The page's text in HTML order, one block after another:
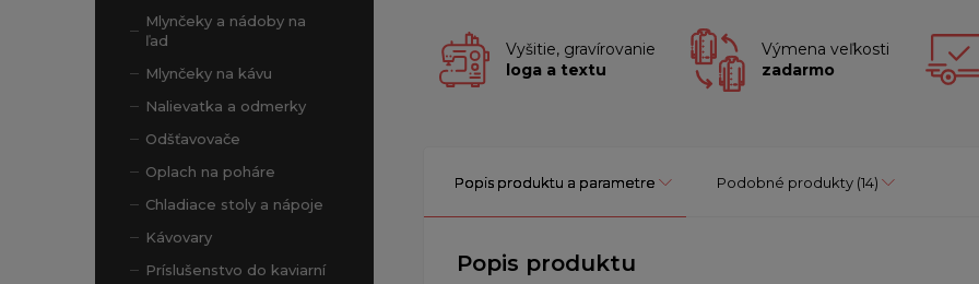
Mlynčeky a nádoby na
ľad
Mlynčeky na kávu
Nalievatka a odmerky
Odšťavovače
Oplach na poháre
Chladiace stoly a nápoje
Kávovary
Príslušenstvo do kaviarní
Vyšitie, gravírovanie
loga a textu
Výmena veľkosti
zadarmo
Popis produktu a parametre Podobné produkty (14)
Popis produktu